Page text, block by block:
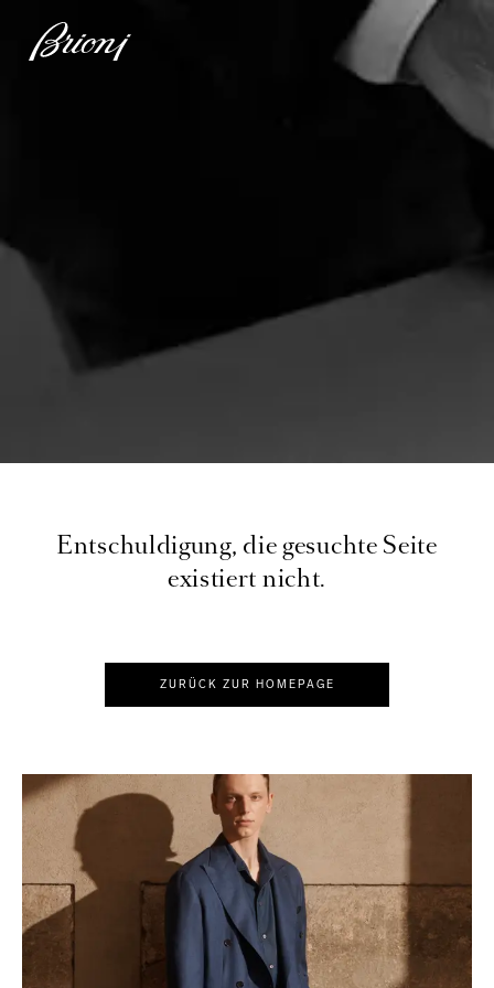
Entschuldigung, die gesuchte Seite
existiert nicht.
ZURÜCK ZUR HOMEPAGE